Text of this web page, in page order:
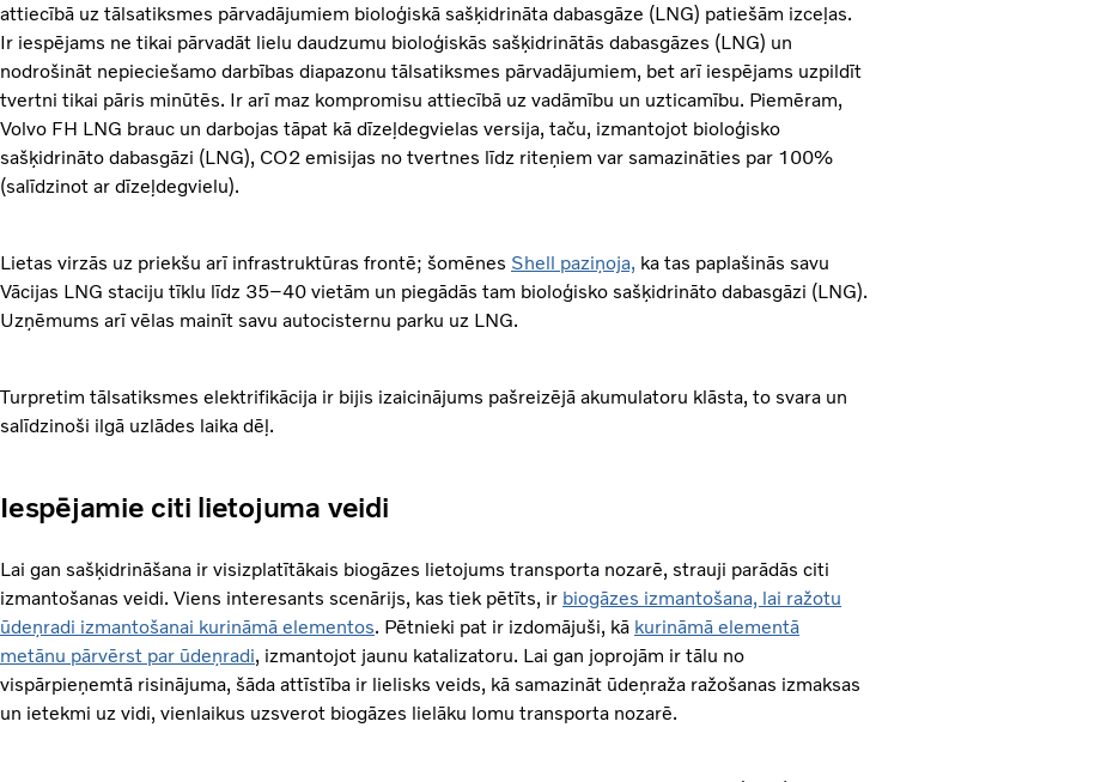
attiecībā uz tālsatiksmes pārvadājumiem bioloģiskā sašķidrināta dabasgāze (LNG) patiešām izceļas.
Ir iespējams ne tikai pārvadāt lielu daudzumu bioloģiskās sašķidrinātās dabasgāzes (LNG) un
nodrošināt nepieciešamo darbības diapazonu tālsatiksmes pārvadājumiem, bet arī iespējams uzpildīt
tvertni tikai pāris minūtēs. Ir arī maz kompromisu attiecībā uz vadāmību un uzticamību. Piemēram,
Volvo FH LNG brauc un darbojas tāpat kā dīzeļdegvielas versija, taču, izmantojot bioloģisko
sašķidrināto dabasgāzi (LNG), CO2 emisijas no tvertnes līdz riteņiem var samazināties par 100%
(salīdzinot ar dīzeļdegvielu).
Lietas virzās uz priekšu arī infrastruktūras frontē; šomēnes Shell paziņoja, ka tas paplašinās savu
Vācijas LNG staciju tīklu līdz 35–40 vietām un piegādās tam bioloģisko sašķidrināto dabasgāzi (LNG).
Uzņēmums arī vēlas mainīt savu autocisternu parku uz LNG.
Turpretim tālsatiksmes elektrifikācija ir bijis izaicinājums pašreizējā akumulatoru klāsta, to svara un
salīdzinoši ilgā uzlādes laika dēļ.
Iespējamie citi lietojuma veidi
Lai gan sašķidrināšana ir visizplatītākais biogāzes lietojums transporta nozarē, strauji parādās citi
izmantošanas veidi. Viens interesants scenārijs, kas tiek pētīts, ir biogāzes izmantošana, lai ražotu
ūdeņradi izmantošanai kurināmā elementos. Pētnieki pat ir izdomājuši, kā kurināmā elementā
metānu pārvērst par ūdeņradi, izmantojot jaunu katalizatoru. Lai gan joprojām ir tālu no
vispārpieņemtā risinājuma, šāda attīstība ir lielisks veids, kā samazināt ūdeņraža ražošanas izmaksas
un ietekmi uz vidi, vienlaikus uzsverot biogāzes lielāku lomu transporta nozarē.